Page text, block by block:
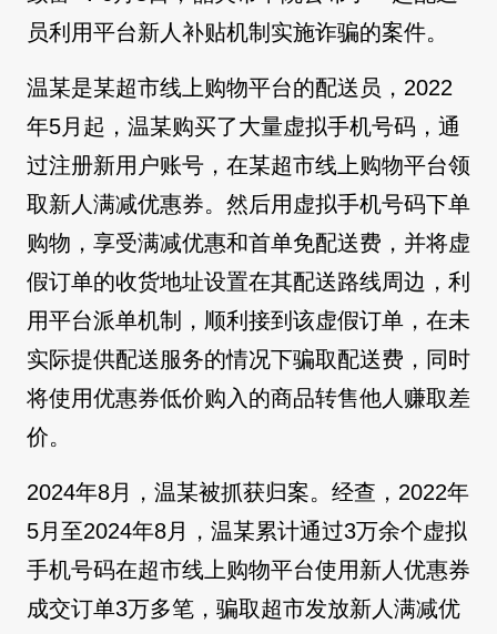
员利用平台新人补贴机制实施诈骗的案件。
温某是某超市线上购物平台的配送员，2022
年5月起，温某购买了大量虚拟手机号码，通
过注册新用户账号，在某超市线上购物平台领
取新人满减优惠券。然后用虚拟手机号码下单
购物，享受满减优惠和首单免配送费，并将虚
假订单的收货地址设置在其配送路线周边，利
用平台派单机制，顺利接到该虚假订单，在未
实际提供配送服务的情况下骗取配送费，同时
将使用优惠券低价购入的商品转售他人赚取差
价。
2024年8月，温某被抓获归案。经查，2022年
5月至2024年8月，温某累计通过3万余个虚拟
手机号码在超市线上购物平台使用新人优惠券
成交订单3万多笔，骗取超市发放新人满减优